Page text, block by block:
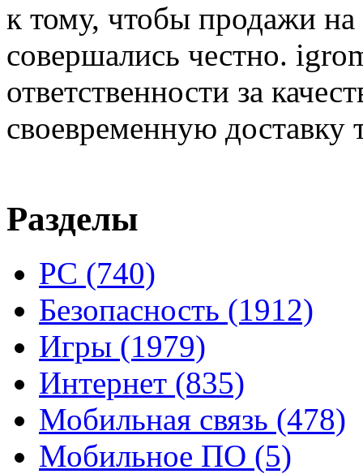
к тому, чтобы продажи
совершались честно.
ответственности за
своевременную доставку
Разделы
PC (740)
Безопасность (1912)
Игры (1979)
Интернет (835)
Мобильная связь (478)
Мобильное ПО (5)